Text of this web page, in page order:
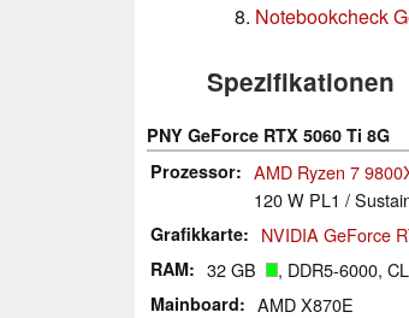
Notebookcheck
Spezifikationen
PNY GeForce RTX 5060 Ti 8G
Prozessor
AMD Ryzen 7
120 W PL1 /
Grafikkarte NVIDIA GeForce
RAM 32 GB , DDR5-6000,
Mainboard AMD X870E